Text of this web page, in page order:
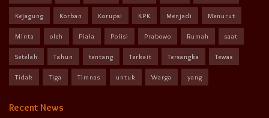
Kejagung Korban Korupsi KPK Menjadi Menurut
Minta oleh Piala Polisi Prabowo Rumah saat
Setelah Tahun tentang Terkait Tersangka Tewas
Tidak Tiga Timnas untuk Warga yang
Recent News